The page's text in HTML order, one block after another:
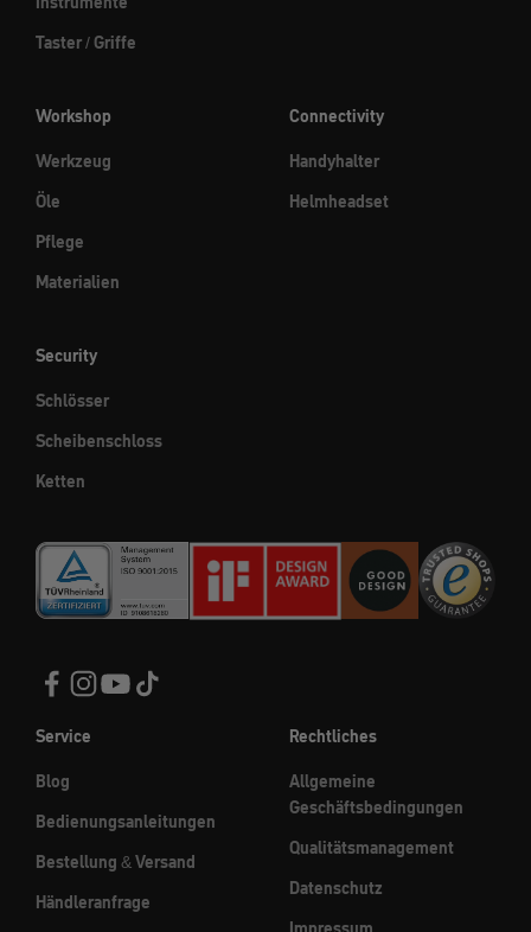
Taster / Griffe
Workshop
Werkzeug
Öle
Pflege
Materialien
Connectivity
Handyhalter
Helmheadset
Security
Schlösser
Scheibenschloss
Ketten
Service
Blog
Bedienungsanleitungen
Bestellung & Versand
Händleranfrage
Rechtliches
Allgemeine
Geschäftsbedingungen
Qualitätsmanagement
Datenschutz